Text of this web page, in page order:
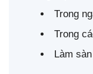
Trong
Trong
Làm